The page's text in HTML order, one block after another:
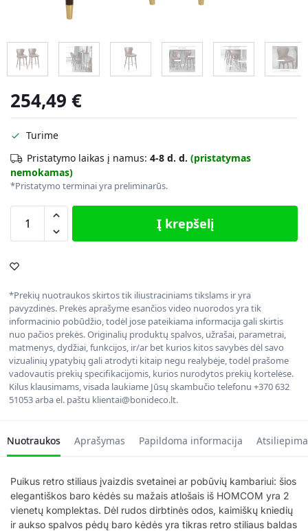
254,49 €
Turime
Pristatymo laikas į namus: 4-8 d. d. (pristatymas
nemokamas)
*Pristatymo terminai yra preliminarūs.
Į krepšelį
*Prekių nuotraukos skirtos tik iliustraciniams tikslams ir yra
pavyzdinės. Prekės aprašyme esančios video nuorodos yra tik
informacinio pobūdžio, todėl jose pateikiama informacija gali skirtis
nuo pačios prekės. Originalių produktų spalvos, užrašai, parametrai,
matmenys, dydžiai, funkcijos, ir/ar bet kurios kitos savybės dėl savo
vizualinių ypatybių gali atrodyti kitaip negu realybėje, todėl prašome
vadovautis prekių specifikacijomis, kurios nurodytos prekių kortelėse.
Kilus klausimams, visada laukiame Jūsų skambučio telefonu +370 632
51053 arba el. paštu klientai@bonideco.lt.
Nuotraukos Aprašymas Papildoma informacija
Puikus retro stiliaus įvaizdis svetainei ar pobūvių kambariui: šios
elegantiškos baro kėdės su mažais atlošais iš HOMCOM yra 2
vienetų komplektas. Dėl rudos dirbtinės odos, kaimiškų kniedių
ir aukso spalvos pėdų baro kėdės yra tikras retro stiliaus baldas